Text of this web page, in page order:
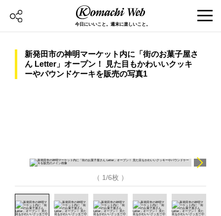
今日にいいこと。週末に楽しいこと。
新発田市の神明マーケット内に「街のお菓子屋さ
ん Letter」オープン！ 見た目もかわいいクッキ
ーやパウンドケーキを販売の写真1
（ 1/6枚 ）